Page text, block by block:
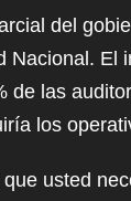
del
Nacional. El
de las
los
usted